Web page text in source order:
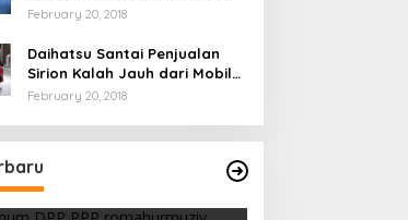
February 20, 2018
Daihatsu Santai Penjualan
Sirion Kalah Jauh dari Mobil
LCGC
February 20, 2018
PPP Menangkan Duet
Gus Yasin